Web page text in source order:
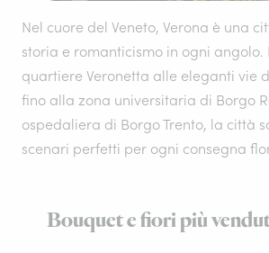
Nel cuore del Veneto, Verona è una
storia e romanticismo in ogni angolo.
quartiere Veronetta alle eleganti vie
fino alla zona universitaria di Borgo
ospedaliera di Borgo Trento, la città
scenari perfetti per ogni consegna
Bouquet e fiori più